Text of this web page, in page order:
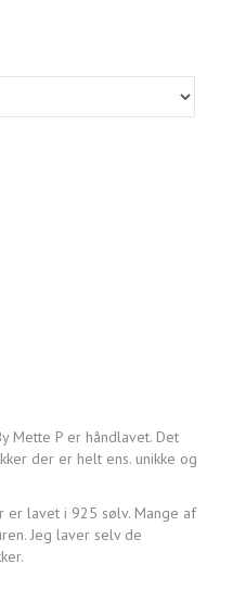
Mette P er håndlavet. Det
der er helt ens. unikke og
er lavet i 925 sølv. Mange af
Jeg laver selv de